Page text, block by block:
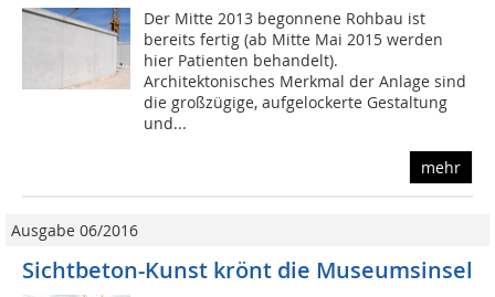
Der Mitte 2013 begonnene Rohbau ist
bereits fertig (ab Mitte Mai 2015 werden
hier Patienten behandelt).
Architektonisches Merkmal der Anlage sind
die großzügige, aufgelockerte Gestaltung
und...
mehr
Ausgabe 06/2016
Sichtbeton-Kunst krönt die Museumsinsel